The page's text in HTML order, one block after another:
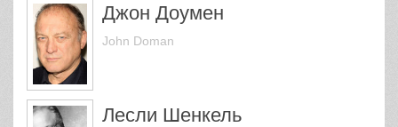
Джон Доумен
John Doman
Лесли Шенкель